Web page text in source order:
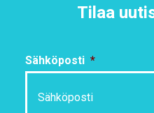
Tilaa
Sähköposti *